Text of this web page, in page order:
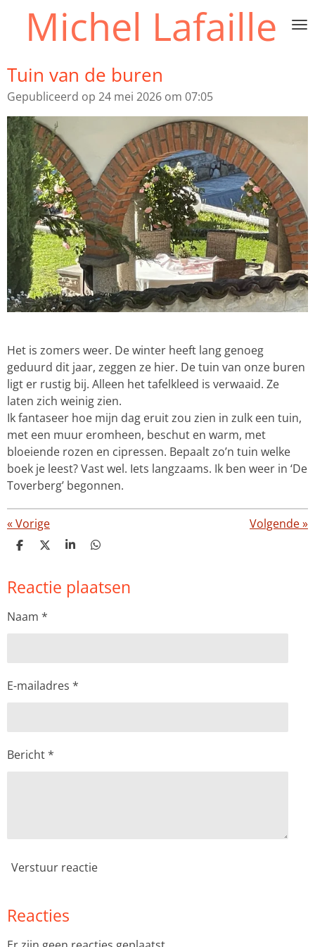
direct
hoofdinhoud
Michel Lafaille
Tuin van de buren
Gepubliceerd op 24 mei 2026 om 07:05
Het is zomers weer. De winter heeft lang genoeg
geduurd dit jaar, zeggen ze hier. De tuin van onze buren
ligt er rustig bij. Alleen het tafelkleed is verwaaid. Ze
laten zich weinig zien.
Ik fantaseer hoe mijn dag eruit zou zien in zulk een tuin,
met een muur eromheen, beschut en warm, met
bloeiende rozen en cipressen. Bepaalt zo’n tuin welke
boek je leest? Vast wel. Iets langzaams. Ik ben weer in ‘De
Toverberg’ begonnen.
«Vorige Volgende»
D
e
n
D
l
S
r
e
D
e
n
Reactie plaatsen
Naam *
E-mailadres *
Bericht *
Verstuur reactie
Reacties